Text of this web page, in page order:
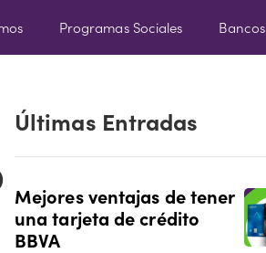
Programas Sociales Bancos
Últimas Entradas
Mejores ventajas de tener
una tarjeta de crédito
BBVA